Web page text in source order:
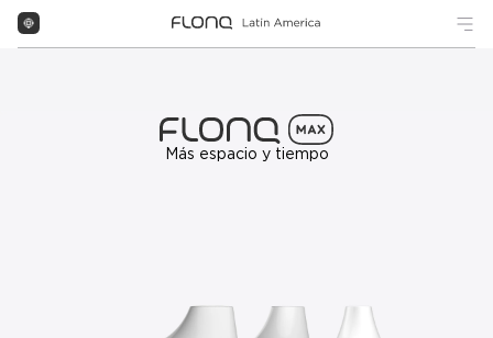
Más espacio y tiempo